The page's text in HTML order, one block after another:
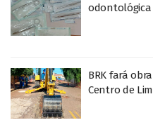
odontológica
BRK fará
Centro de